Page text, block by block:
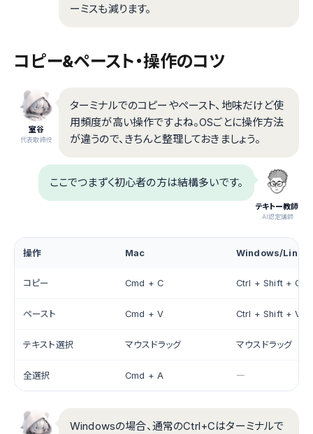
ーミスも減ります。
コピー&ペースト・操作のコツ
室谷
代表取締役
ターミナルでのコピーやペースト、地味だけど使
用頻度が高い操作ですよね。OSごとに操作方法
が違うので、きちんと整理しておきましょう。
テキトー教師
.AI認定講師
ここでつまずく初心者の方は結構多いです。
操作 Mac Windows/Linux
コピー Cmd + C Ctrl + Shift + C
ペースト Cmd + V Ctrl + Shift + V
テキスト選択 マウスドラッグ マウスドラッグ
全選択 Cmd + A ―
Windowsの場合、通常のCtrl+Cはターミナルで